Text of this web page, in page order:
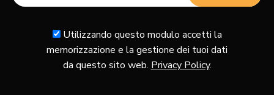
Utilizzando questo modulo accetti la
memorizzazione e la gestione dei tuoi dati
da questo sito web.Privacy Policy.